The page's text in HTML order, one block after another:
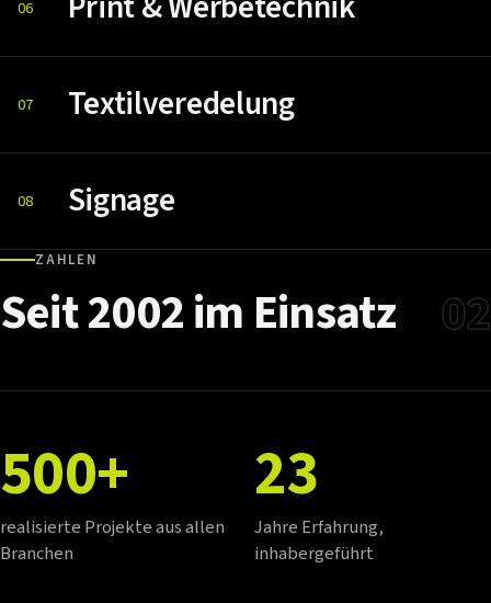
06
07 Textilveredelung
08 Signage
ZAHLEN
Seit2002im Einsatz 02
500+
realisierte Projekte aus allen
Branchen
23
Jahre Erfahrung,
inhabergeführt